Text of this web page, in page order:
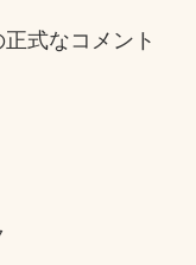
式なコメント